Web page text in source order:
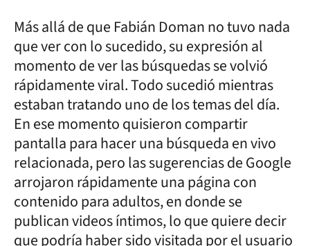
Más allá de que Fabián Doman no tuvo nada
que ver con lo sucedido, su expresión al
momento de ver las búsquedas se volvió
rápidamente viral. Todo sucedió mientras
estaban tratando uno de los temas del día.
En ese momento quisieron compartir
pantalla para hacer una búsqueda en vivo
relacionada, pero las sugerencias de Google
arrojaron rápidamente una página con
contenido para adultos, en donde se
publican videos íntimos, lo que quiere decir
que podría haber sido visitada por el usuario